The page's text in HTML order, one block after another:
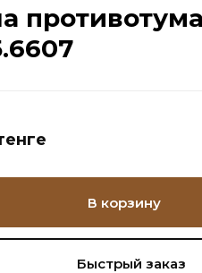
В корзину
Быстрый заказ